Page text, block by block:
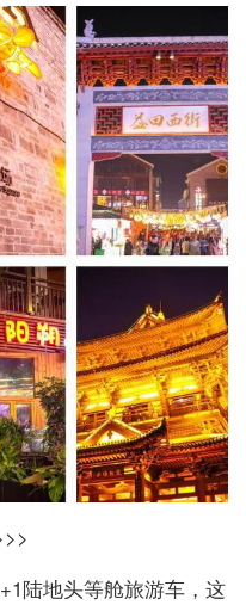
陆地头等舱旅游车，这